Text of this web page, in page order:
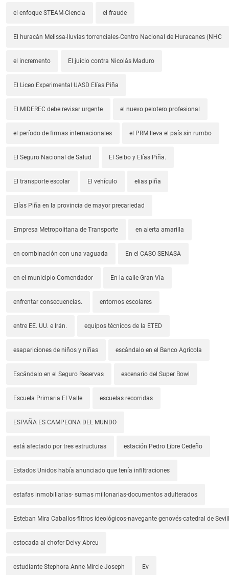
el enfoque STEAM-Ciencia el fraude
El huracán Melissa-lluvias torrenciales-Centro Nacional de Huracanes (NHC
el incremento El juicio contra Nicolás Maduro
El Liceo Experimental UASD Elías Piña
El MIDEREC debe revisar urgente el nuevo pelotero profesional
el período de firmas internacionales el PRM lleva el país sin rumbo
El Seguro Nacional de Salud El Seibo y Elías Piña.
El transporte escolar El vehículo elias piña
Elías Piña en la provincia de mayor precariedad
Empresa Metropolitana de Transporte en alerta amarilla
en combinación con una vaguada En el CASO SENASA
en el municipio Comendador En la calle Gran Vía
enfrentar consecuencias. entornos escolares
entre EE. UU. e Irán. equipos técnicos de la ETED
esapariciones de niños y niñas escándalo en el Banco Agrícola
Escándalo en el Seguro Reservas escenario del Super Bowl
Escuela Primaria El Valle escuelas recorridas
ESPAÑA ES CAMPEONA DEL MUNDO
está afectado por tres estructuras estación Pedro Libre Cedeño
Estados Unidos había anunciado que tenía infiltraciones
estafas inmobiliarias- sumas millonarias-documentos adulterados
Esteban Mira Caballos-filtros ideológicos-navegante genovés-catedral de
estocada al chofer Deivy Abreu
estudiante Stephora Anne-Mircie Joseph Ev